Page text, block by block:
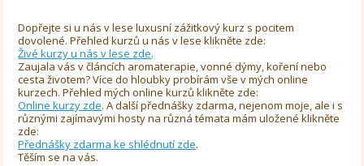
Dopřejte si u nás v lese luxusní zážitkový kurz s pocitem
dovolené. Přehled kurzů u nás v lese klikněte zde:
Živé kurzy u nás v lese zde.
Zaujala vás v článcích aromaterapie, vonné dýmy, koření nebo
cesta životem? Více do hloubky probírám vše v mých online
kurzech. Přehled mých online kurzů klikněte zde:
Online kurzy zde. A další přednášky zdarma, nejenom moje, ale i s
různými zajímavými hosty na různá témata mám uložené klikněte
zde:
Přednášky zdarma ke shlédnutí zde.
Těším se na vás.